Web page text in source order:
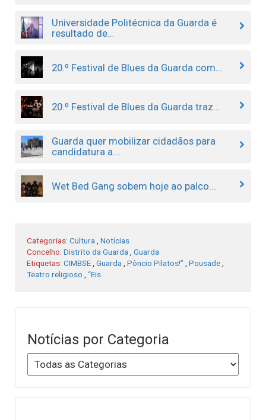
Universidade Politécnica da Guarda é
resultado de...
20.º Festival de Blues da Guarda com...
20.º Festival de Blues da Guarda traz...
Guarda quer mobilizar cidadãos para
candidatura a...
Wet Bed Gang sobem hoje ao palco...
Categorias: Cultura, Notícias
Concelho: Distrito da Guarda, Guarda
Etiquetas: CIMBSE, Guarda, Pôncio Pilatos!” , Pousade,
Teatro religioso , “Eis
Notícias por Categoria